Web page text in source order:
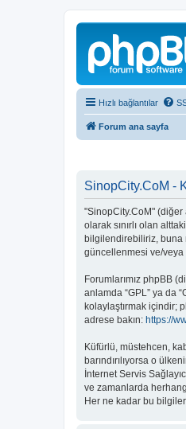
Hızlı bağlantılar
Forum ana sayfa
SinopCity.CoM -
"SinopCity.CoM" (diğer
olarak sınırlı olan
bilgilendirebiliriz, buna
güncellenmesi ve/veya
Forumlarımız phpBB
anlamda “GPL” ya da
kolaylaştırmak içindir;
adrese bakın: https://
Küfürlü, müstehcen,
barındırılıyorsa o
İnternet Servis
ve zamanlarda
Her ne kadar bu